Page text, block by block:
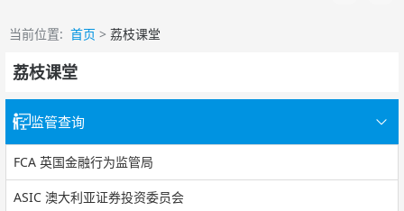
当前位置: 首页 > 荔枝课堂
荔枝课堂
监管查询
FCA 英国金融行为监管局
ASIC 澳大利亚证券投资委员会